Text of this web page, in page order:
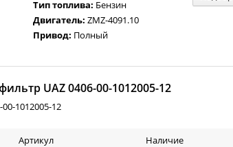
Тип топлива: Бензин
Двигатель: ZMZ-4091.10
Привод: Полный
UAZ 0406-00-1012005-12
00-1012005-12
Артикул Наличие